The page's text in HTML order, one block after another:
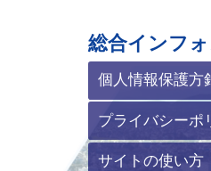
総合インフ
個人情報保護方
プライバシーポ
サイトの使い方